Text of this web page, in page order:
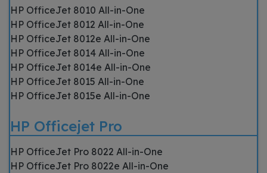
HP OfficeJet 8010 All-in-One
HP OfficeJet 8012 All-in-One
HP OfficeJet 8012e All-in-One
HP OfficeJet 8014 All-in-One
HP OfficeJet 8014e All-in-One
HP OfficeJet 8015 All-in-One
HP OfficeJet 8015e All-in-One
HP Officejet Pro
HP OfficeJet Pro 8022 All-in-One
HP OfficeJet Pro 8022e All-in-One